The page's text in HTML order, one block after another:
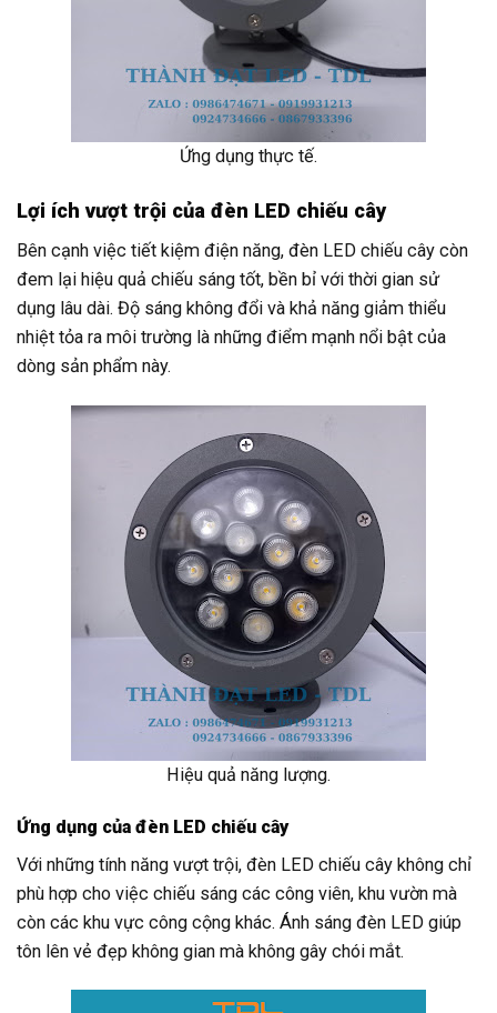
Ứng dụng thực tế.
Lợi ích vượt trội của đèn LED chiếu cây
Bên cạnh việc tiết kiệm điện năng, đèn LED chiếu cây còn
đem lại hiệu quả chiếu sáng tốt, bền bỉ với thời gian sử
dụng lâu dài. Độ sáng không đổi và khả năng giảm thiểu
nhiệt tỏa ra môi trường là những điểm mạnh nổi bật của
dòng sản phẩm này.
Hiệu quả năng lượng.
Ứng dụng của đèn LED chiếu cây
Với những tính năng vượt trội, đèn LED chiếu cây không chỉ
phù hợp cho việc chiếu sáng các công viên, khu vườn mà
còn các khu vực công cộng khác. Ánh sáng đèn LED giúp
tôn lên vẻ đẹp không gian mà không gây chói mắt.